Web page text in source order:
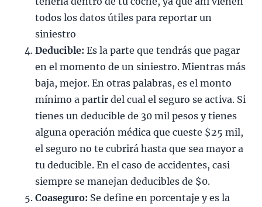
todos los datos útiles para reportar un
siniestro
Deducible: Es la parte que tendrás que pagar
en el momento de un siniestro. Mientras más
baja, mejor. En otras palabras, es el monto
mínimo a partir del cual el seguro se activa. Si
tienes un deducible de 30 mil pesos y tienes
alguna operación médica que cueste $25 mil,
el seguro no te cubrirá hasta que sea mayor a
tu deducible. En el caso de accidentes, casi
siempre se manejan deducibles de $0.
Coaseguro: Se define en porcentaje y es la